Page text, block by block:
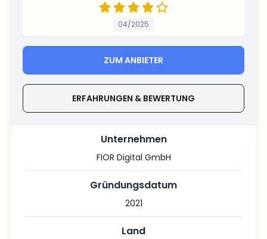
04/2025
ZUM ANBIETER
ERFAHRUNGEN & BEWERTUNG
Unternehmen
FIOR Digital GmbH
Gründungsdatum
2021
Land